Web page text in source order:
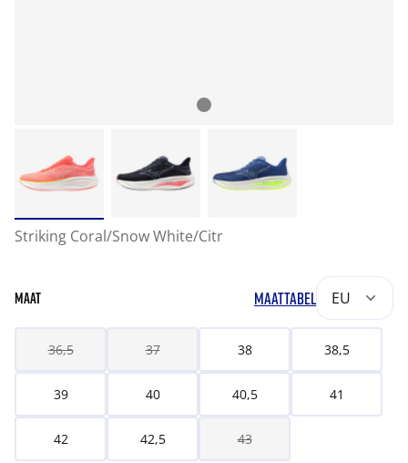
Striking Coral/Snow White/Citr
MAAT MAATTABEL EU
36,5 37 38 38,5
39 40 40,5 41
42 42,5 43